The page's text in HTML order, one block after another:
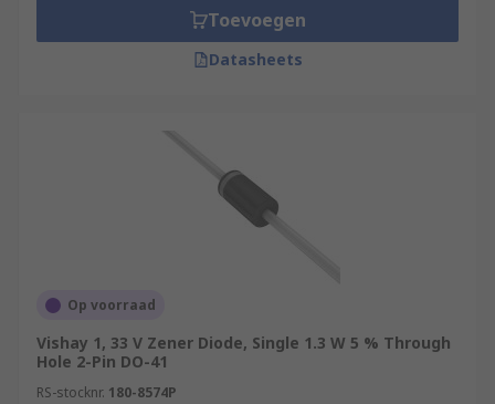
Toevoegen
Datasheets
Op voorraad
Vishay 1, 33 V Zener Diode, Single 1.3 W 5 % Through
Hole 2-Pin DO-41
RS-stocknr. 180-8574P